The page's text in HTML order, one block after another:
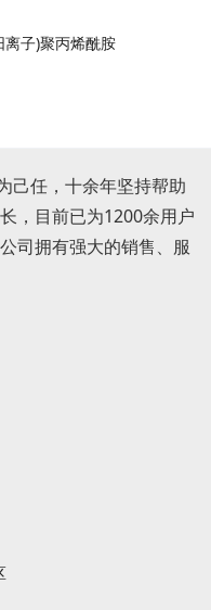
子)聚丙烯酰胺
己任，十余年坚持帮助
，目前已为1200余用户
司拥有强大的销售、服